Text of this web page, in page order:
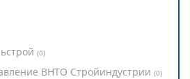
(0)
ВНТО Стройиндустрии (0)